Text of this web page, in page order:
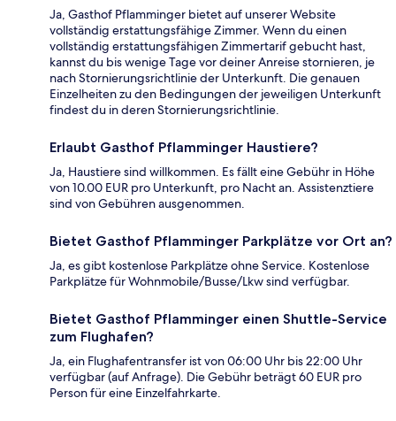
Ja, Gasthof Pflamminger bietet auf unserer Website
vollständig erstattungsfähige Zimmer. Wenn du einen
vollständig erstattungsfähigen Zimmertarif gebucht hast,
kannst du bis wenige Tage vor deiner Anreise stornieren, je
nach Stornierungsrichtlinie der Unterkunft. Die genauen
Einzelheiten zu den Bedingungen der jeweiligen Unterkunft
findest du in deren Stornierungsrichtlinie.
Erlaubt Gasthof Pflamminger Haustiere?
Ja, Haustiere sind willkommen. Es fällt eine Gebühr in Höhe
von 10.00 EUR pro Unterkunft, pro Nacht an. Assistenztiere
sind von Gebühren ausgenommen.
Bietet Gasthof Pflamminger Parkplätze vor Ort an?
Ja, es gibt kostenlose Parkplätze ohne Service. Kostenlose
Parkplätze für Wohnmobile/Busse/Lkw sind verfügbar.
Bietet Gasthof Pflamminger einen Shuttle-Service
zum Flughafen?
Ja, ein Flughafentransfer ist von 06:00 Uhr bis 22:00 Uhr
verfügbar (auf Anfrage). Die Gebühr beträgt 60 EUR pro
Person für eine Einzelfahrkarte.